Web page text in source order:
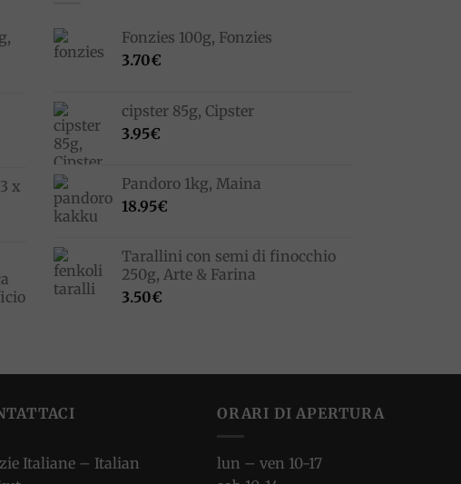
x
Fonzies 100g, Fonzies
3.70€
cipster 85g, Cipster
3.95€
Pandoro 1kg, Maina
18.95€
Tarallini con semi di finocchio
250g, Arte & Farina
3.50€
Italiane – Italian
ORARI DI APERTURA
lun – ven 10-17